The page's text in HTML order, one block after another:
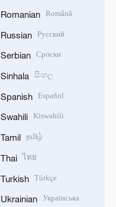
Romanian Română
Russian Русский
Serbian Српски
Sinhala සිංහල
Spanish Español
Swahili Kiswahili
Tamil தமிழ்
Thai ไทย
Turkish Türkçe
Ukrainian Українська